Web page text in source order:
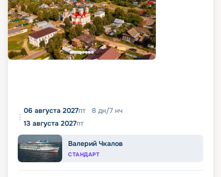
06 августа 2027пт 8 дн/7 нч
13 августа 2027пт
Валерий Чкалов
СТАНДАРТ